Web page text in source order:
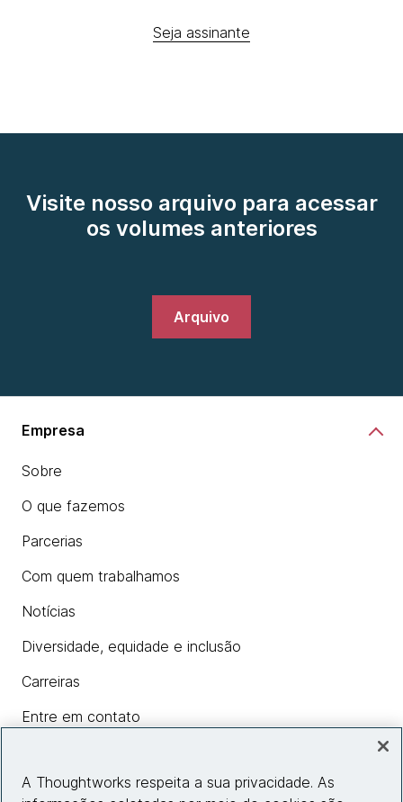
Seja assinante
Visite nosso arquivo para acessar
os volumes anteriores
Arquivo
Empresa
Sobre
O que fazemos
Parcerias
Com quem trabalhamos
Notícias
Diversidade, equidade e inclusão
Carreiras
Entre em contato
Insights
A Thoughtworks respeita a sua privacidade. As